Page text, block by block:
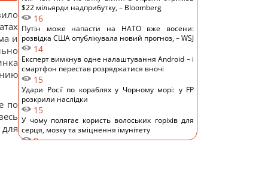
и
по
$22 мільярди надприбутку, – Bloomberg
16
Путін може напасти на НАТО вже восени:
розвідка США опублікувала новий прогноз, – WSJ
14
Експерт вимкнув одне налаштування Android – і
смартфон перестав розряджатися вночі
15
Удари Росії по кораблях у Чорному морі: у FP
розкрили наслідки
15
У чому полягає користь волоських горіхів для
серця, мозку та зміцнення імунітету
9